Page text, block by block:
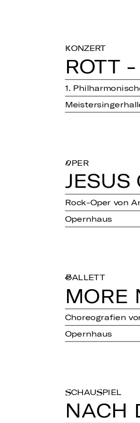
KONZERT
ROTT
1.
OPER
JESUS
Rock-Oper von
Opernhaus
BALLETT
MORE
Choreografien
Opernhaus
SCHAUSPIEL
NACH